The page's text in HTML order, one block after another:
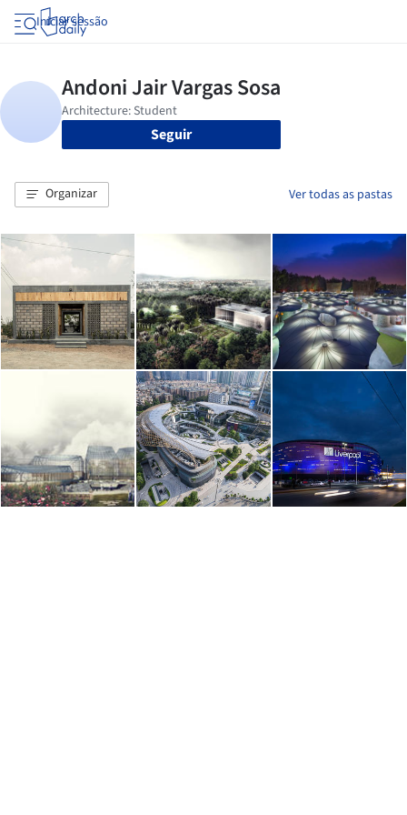
Iniciar sessão
Seguir
Organizar Ver todas as pastas